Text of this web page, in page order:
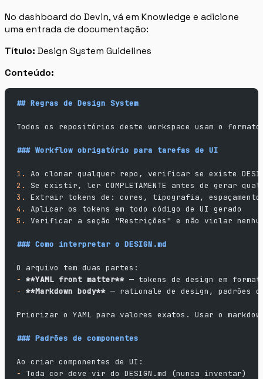
No dashboard do Devin, vá em Knowledge e adicione
uma entrada de documentação:
Título: Design System Guidelines
Conteúdo:
## Regras de Design System
Todos os repositórios deste workspace usam o formato
### Workflow obrigatório para tarefas de UI
1.
Ao clonar qualquer repo, verificar se existe
2.
Se existir, ler COMPLETAMENTE antes de gerar
3.
Extrair tokens de: cores, tipografia,
4.
Aplicar os tokens em todo código de UI gerado
5.
Verificar a seção "Restrições" e não violar
### Como interpretar o DESIGN.md
O arquivo tem duas partes:
- **YAML front matter** — tokens de design em
- **Markdown body** — rationale de design, padrões
Priorizar o YAML para valores exatos. Usar o
### Padrões de componentes
Ao criar componentes de UI:
-
Toda cor deve vir do DESIGN.md (nunca inventar)